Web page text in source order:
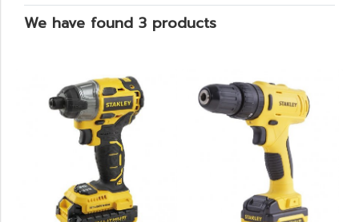
We have found 3 products